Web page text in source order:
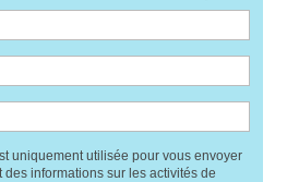
uniquement utilisée pour vous envoyer
des informations sur les activités de